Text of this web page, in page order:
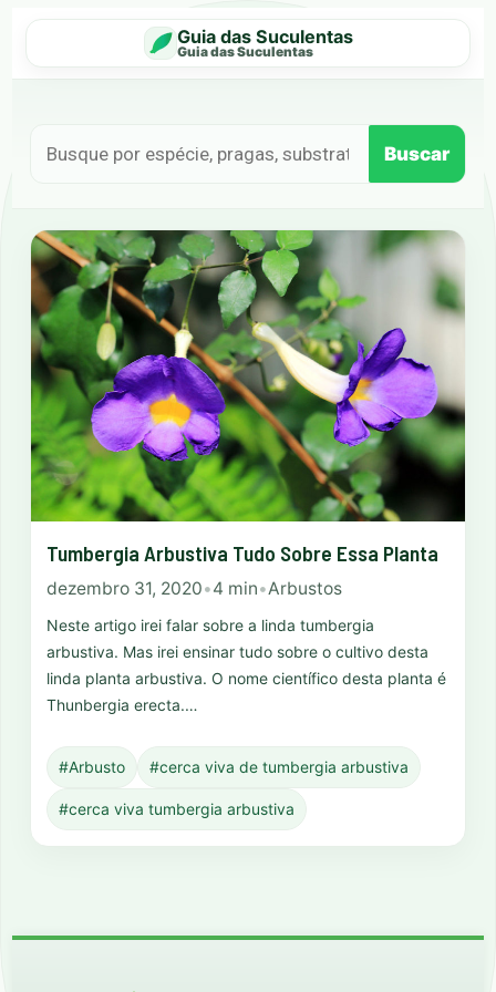
Guia das Suculentas
Guia das Suculentas
Buscar
Tumbergia Arbustiva Tudo Sobre Essa Planta
dezembro 31, 2020•4 min•Arbustos
Neste artigo irei falar sobre a linda tumbergia
arbustiva. Mas irei ensinar tudo sobre o cultivo desta
linda planta arbustiva. O nome científico desta planta é
Thunbergia erecta.…
#Arbusto #cerca viva de tumbergia arbustiva
#cerca viva tumbergia arbustiva